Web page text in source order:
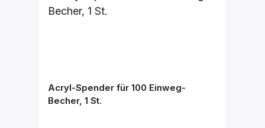
Acryl-Spender für 100 Einweg-
Becher, 1 St.